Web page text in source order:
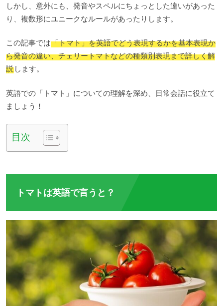
しかし、意外にも、発音やスペルにちょっとした違いがあった
り、複数形にユニークなルールがあったりします。
この記事では「トマト」を英語でどう表現するかを基本表現か
ら発音の違い、チェリートマトなどの種類別表現まで詳しく解
説します。
英語での「トマト」についての理解を深め、日常会話に役立て
ましょう！
目次
トマトは英語で言うと？